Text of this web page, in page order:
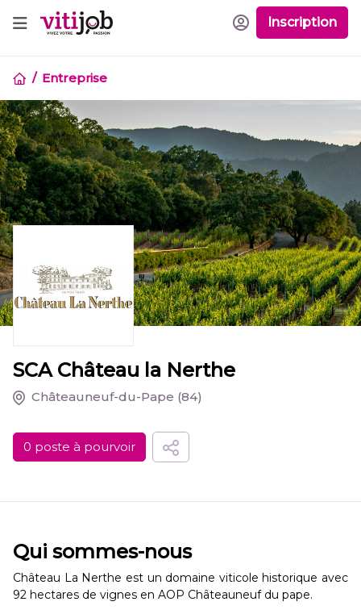
Inscription
Entreprise
SCA Château la Nerthe
Châteauneuf-du-Pape (84)
0 poste à pourvoir
Qui sommes-nous
Château La Nerthe est un domaine viticole historique avec
92 hectares de vignes en AOP Châteauneuf du pape.